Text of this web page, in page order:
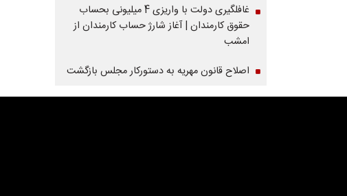
غافلگیری دولت با واریزی 4 میلیونی بحساب
حقوق کارمندان | آغاز شارژ حساب کارمندان از
امشب
اصلاح قانون مهریه به دستورکار مجلس بازگشت